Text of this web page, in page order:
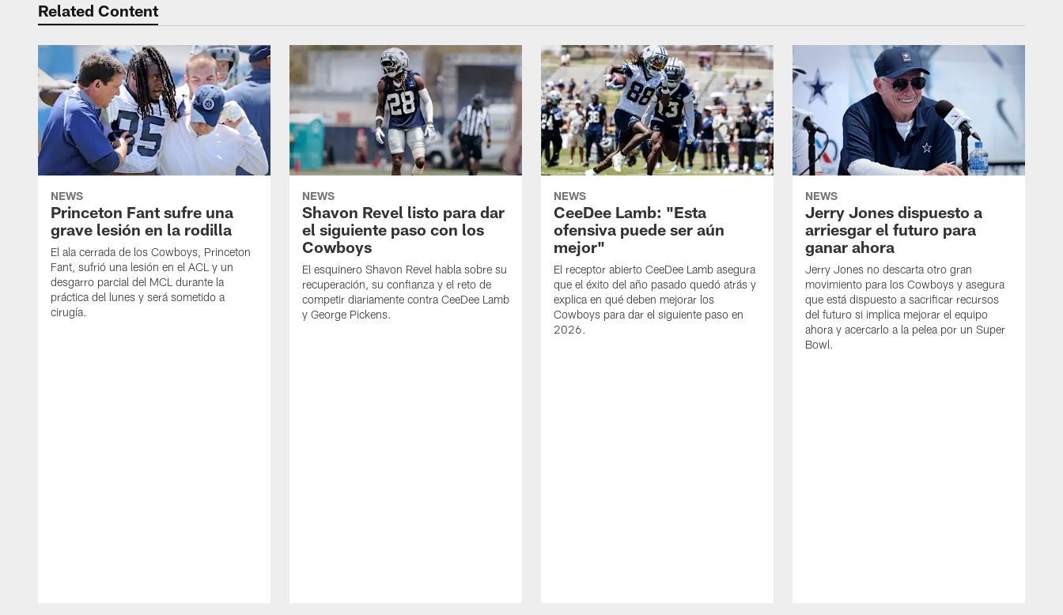
Related Content
NEWS
Princeton Fant sufre una
grave lesión en la rodilla
El ala cerrada de los Cowboys, Princeton
Fant, sufrió una lesión en el ACL y un
desgarro parcial del MCL durante la
práctica del lunes y será sometido a
cirugía.
NEWS
Shavon Revel listo para dar
el siguiente paso con los
Cowboys
El esquinero Shavon Revel habla sobre su
recuperación, su confianza y el reto de
competir diariamente contra CeeDee Lamb
y George Pickens.
NEWS
CeeDee Lamb: "Esta
ofensiva puede ser aún
mejor"
El receptor abierto CeeDee Lamb asegura
que el éxito del año pasado quedó atrás y
explica en qué deben mejorar los
Cowboys para dar el siguiente paso en
2026.
NEWS
Jerry Jones dispuesto a
arriesgar el futuro para
ganar ahora
Jerry Jones no descarta otro gran
movimiento para los Cowboys y asegura
que está dispuesto a sacrificar recursos
del futuro si implica mejorar el equipo
ahora y acercarlo a la pelea por un Super
Bowl.